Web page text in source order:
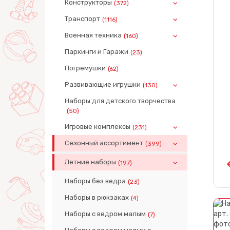
Конструкторы (372)
Транспорт (1116)
Военная техника (160)
Паркинги и Гаражи (23)
Погремушки (62)
Развивающие игрушки (130)
Наборы для детского творчества
(50)
Игровые комплексы (231)
Сезонный ассортимент (399)
Летние наборы (197)
Наборы без ведра (23)
Наборы в рюкзаках (4)
Наборы с ведром малым (7)